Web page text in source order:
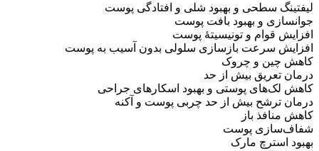
لیفتینگ سطحی و بهبود شلی و افتادگی پوست
جوانسازی و بهبود بافت پوست
افزایش قوام و تونیسیتۀ پوست
افزایش سرعت بازسازی سلولی بدون آسیب به پوست
کاهش چین و چروک
درمان تعریق بیش از حد
کاهش لک‌های پوستی و بهبود اسکارهای جراحی
درمان ترشح بیش از حد چربی پوست و آکنه
کاهش منافذ باز
شفاف‌سازی پوست
بهبود استرچ مارک